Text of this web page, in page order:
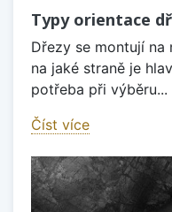
Typy orientace
Dřezy se montují
na jaké straně je
potřeba při výběru...
Číst více